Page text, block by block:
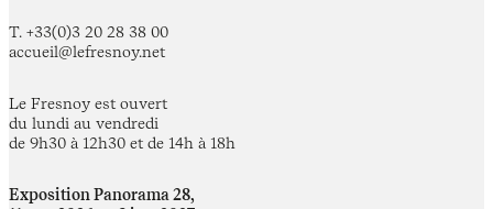
T. +33(0)3 20 28 38 00
accueil@lefresnoy.net
Le Fresnoy est ouvert
du lundi au vendredi
de 9h30 à 12h30 et de 14h à 18h
Exposition Panorama 28,